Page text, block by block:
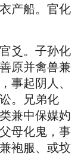
产船。官化
爻。子孙化
原并禽兽兼
事起阴人、
。兄弟化
兼中保媒妁
母化鬼，事
袍服、或坟